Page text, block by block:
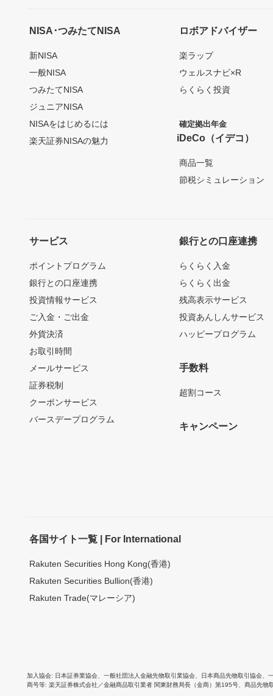
NISA･つみたてNISA
新NISA
一般NISA
つみたてNISA
ジュニアNISA
NISAをはじめるには
楽天証券NISAの魅力
ロボアドバイザー
楽ラップ
ウェルスナビ×R
らくらく投資
確定拠出年金
iDeCo（イデコ）
商品一覧
節税シミュレーション
サービス
ポイントプログラム
銀行との口座連携
投資情報サービス
ご入金・ご出金
外貨決済
お取引時間
メールサービス
証券税制
クーポンサービス
バースデープログラム
銀行との口座連携
らくらく入金
らくらく出金
残高表示サービス
投資あんしんサービス
ハッピープログラム
手数料
超割コース
キャンペーン
各国サイト一覧 | For International
Rakuten Securities Hong Kong(香港)
Rakuten Securities Bullion(香港)
Rakuten Trade(マレーシア)
加入協会 日本証券業協会 一般社団法人金融先物取引業協会 日本商品先物取引協会
商号等 楽天証券株式会社／金融商品取引業者 関東財務局長（金商）第195号、商品先物